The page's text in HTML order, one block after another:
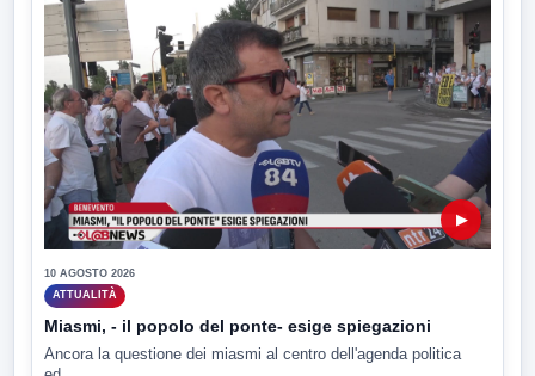
▶
10 AGOSTO 2026
ATTUALITÀ
Miasmi, - il popolo del ponte- esige spiegazioni
Ancora la questione dei miasmi al centro dell'agenda politica